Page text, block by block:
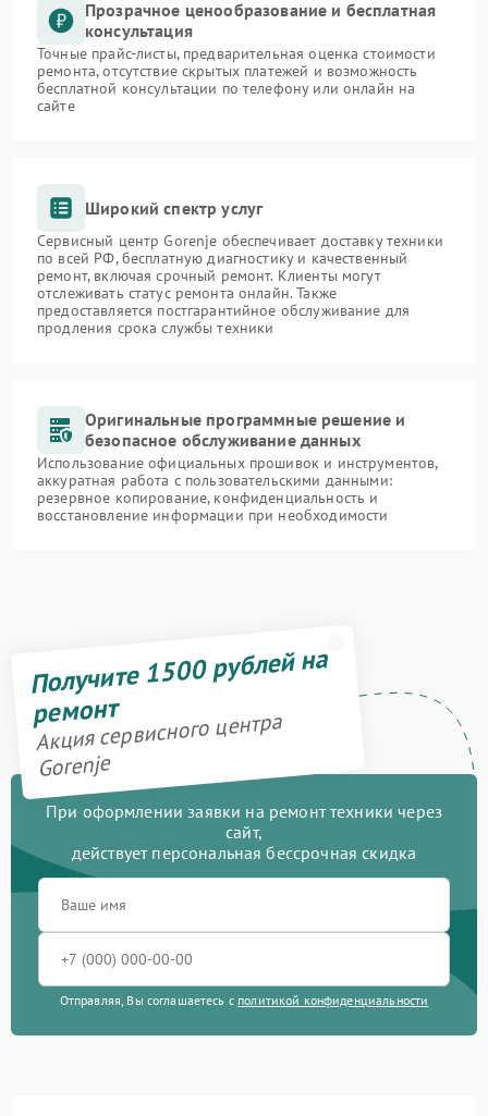
Прозрачное ценообразование и бесплатная
консультация
Точные прайс-листы, предварительная оценка стоимости
ремонта, отсутствие скрытых платежей и возможность
бесплатной консультации по телефону или онлайн на
сайте
Широкий спектр услуг
Сервисный центр Gorenje обеспечивает доставку техники
по всей РФ, бесплатную диагностику и качественный
ремонт, включая срочный ремонт. Клиенты могут
отслеживать статус ремонта онлайн. Также
предоставляется постгарантийное обслуживание для
продления срока службы техники
Оригинальные программные решение и
безопасное обслуживание данных
Использование официальных прошивок и инструментов,
аккуратная работа с пользовательскими данными:
резервное копирование, конфиденциальность и
восстановление информации при необходимости
Получите 1500 рублей на
ремонт
Акция сервисного центра
Gorenje
При оформлении заявки на ремонт техники через
сайт,
действует персональная бессрочная скидка
Отправляя, Вы соглашаетесь с политикой конфиденциальности